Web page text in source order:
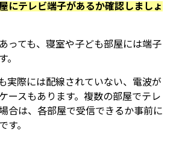
にテレビ端子があるか確認しましょ
っても、寝室や子ども部屋には端子
。
実際には配線されていない、電波が
ースもあります。複数の部屋でテレ
合は、各部屋で受信できるか事前に
す。